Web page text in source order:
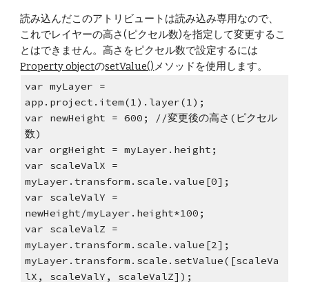
読み込んだこのアトリビュートは読み込み専用なので、
これでレイヤーの高さ(ピクセル数)を指定して変更するこ
とはできません。高さをピクセル数で設定するには
Property objectのsetValue()メソッドを使用します。
var myLayer =
app.project.item(1).layer(1);
var newHeight = 600; //変更後の高さ(ピクセル
数)
var orgHeight = myLayer.height;
var scaleValX =
myLayer.transform.scale.value[0];
var scaleValY =
newHeight/myLayer.height*100;
var scaleValZ =
myLayer.transform.scale.value[2];
myLayer.transform.scale.setValue([scaleVa
lX, scaleValY, scaleValZ]);